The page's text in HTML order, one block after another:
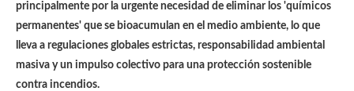
principalmente por la urgente necesidad de eliminar los 'químicos
permanentes' que se bioacumulan en el medio ambiente, lo que
lleva a regulaciones globales estrictas, responsabilidad ambiental
masiva y un impulso colectivo para una protección sostenible
contra incendios.